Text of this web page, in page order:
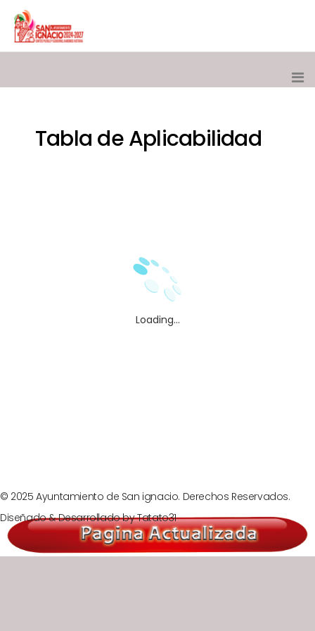
Tabla de Aplicabilidad
Loading...
© 2025 Ayuntamiento de San ignacio. Derechos Reservados.
Diseñado & Desarrollado byTatato31